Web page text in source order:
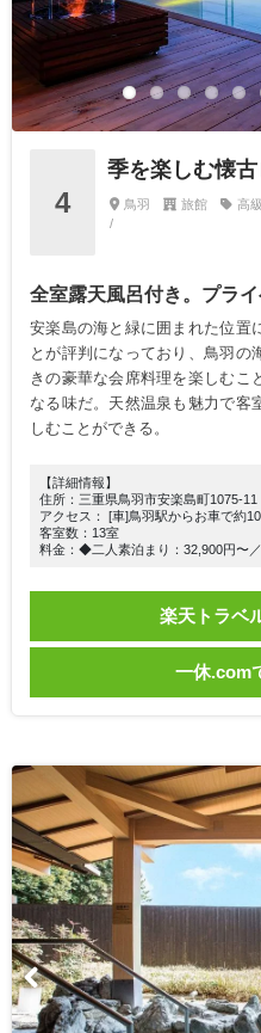
4
季を楽しむ懐
鳥羽 旅館
高
/
全室露天風呂付き。プラ
安楽島の海と緑に囲まれた位置
とが評判になっており、鳥羽の
きの豪華な会席料理を楽しむこ
なる味だ。天然温泉も魅力で客
しむことができる。
【詳細情報】
住所：三重県鳥羽市安楽島町1075-11
アクセス： [車]鳥羽駅からお車で約
客室数：13室
料金：◆二人素泊まり：32,900円〜
楽天トラベ
一休.com